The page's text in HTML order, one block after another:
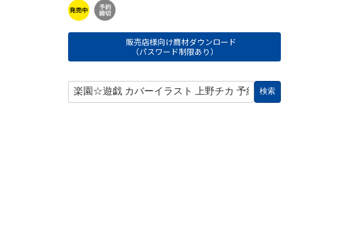
販売店様向け商材ダウンロード
（パスワード制限あり）